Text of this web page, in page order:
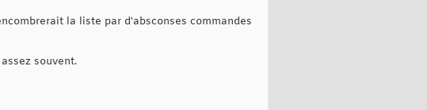
la liste par d'absconses commandes
souvent.